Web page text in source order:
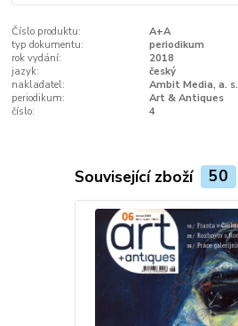
Číslo produktu:
A+A
typ dokumentu:
periodikum
rok vydání:
2018
jazyk:
český
nakladatel:
Ambit Media, a. s.
periodikum:
Art & Antiques
číslo:
4
Související zboží 50